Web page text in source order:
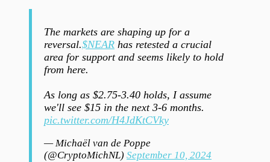
The markets are shaping up for a
reversal.$NEAR has retested a crucial
area for support and seems likely to hold
from here.
As long as $2.75-3.40 holds, I assume
we'll see $15 in the next 3-6 months.
pic.twitter.com/H4JdKtCVky
— Michaël van de Poppe
(@CryptoMichNL) September 10, 2024